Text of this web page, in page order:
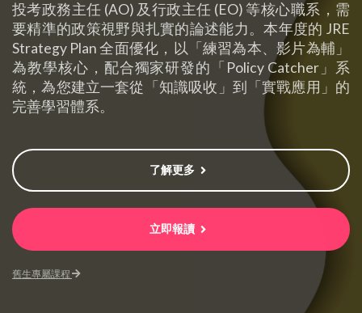
投考政務主任 (AO) 及行政主任 (EO) 等核心職系，需
要精準的政策視野與扎實的論述能力。本年度的 JRE
Strategy Plan 全面優化，以「練習為本、影片為輔」
為教學核心，配合獨家研發的「Policy Catcher」系
統，為您建立一套從「知識吸收」到「實戰應用」的
完善學習體系。
了解更多
立即報讀
舊生專屬課程